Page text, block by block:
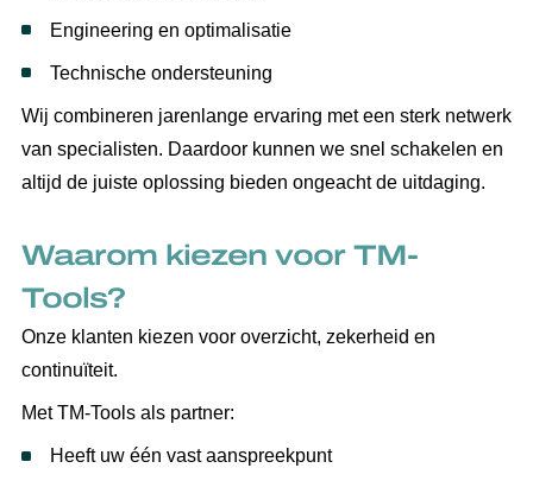
Engineering en optimalisatie
Technische ondersteuning
Wij combineren jarenlange ervaring met een sterk netwerk
van specialisten. Daardoor kunnen we snel schakelen en
altijd de juiste oplossing bieden ongeacht de uitdaging.
Waarom kiezen voor TM-
Tools?
Onze klanten kiezen voor overzicht, zekerheid en
continuïteit.
Met TM-Tools als partner:
Heeft uw één vast aanspreekpunt